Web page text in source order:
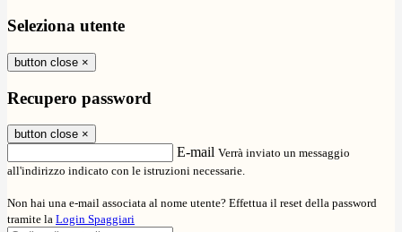
Seleziona utente
button close ×
Recupero password
button close ×
E-mail Verrà inviato un messaggio
all'indirizzo indicato con le istruzioni necessarie.
Non hai una e-mail associata al nome utente? Effettua il reset della password
tramite la Login Spaggiari